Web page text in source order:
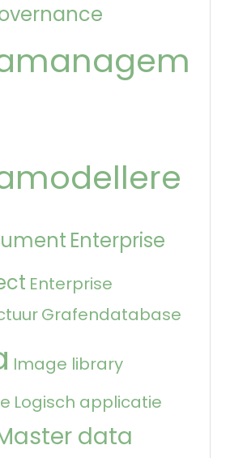
Enterprise
Enterprise
Grafendatabase
Image library
Logisch applicatie
data